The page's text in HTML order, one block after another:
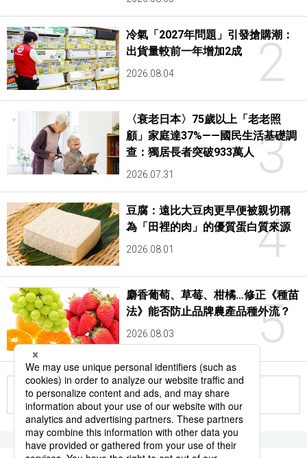
2
冷氣「2027年問題」引發搶購潮：
出貨量較前一年增加2成
2026.08.04
3
〈衰老日本〉75歲以上「老老照
顧」家庭達37%——國民生活基礎調
查：獨居長者突破933萬人
2026.07.31
4
豆腐：遠比大豆肉更早便被親切稱
為「田裡的肉」的優質蛋白質來源
2026.08.01
5
麝香葡萄、草莓、柑橘…修正《種苗
法》能否防止品牌農產品種外流？
2026.08.03
更多